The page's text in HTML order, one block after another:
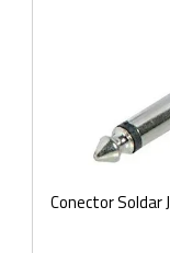
Conector Soldar